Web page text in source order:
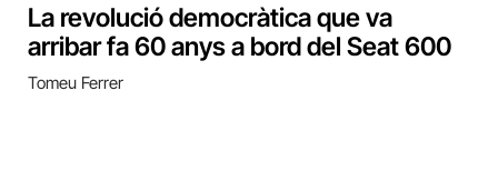
La revolució democràtica que va
arribar fa 60 anys a bord del Seat 600
Tomeu Ferrer